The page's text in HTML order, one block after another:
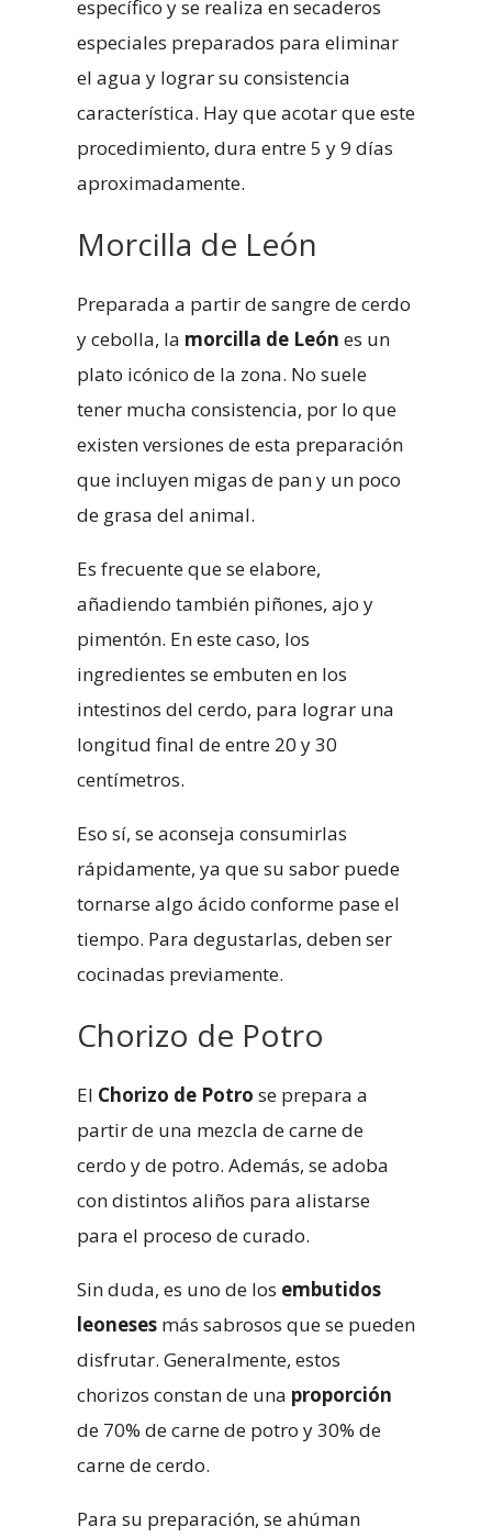
específico y se realiza en secaderos
especiales preparados para eliminar
el agua y lograr su consistencia
característica. Hay que acotar que este
procedimiento, dura entre 5 y 9 días
aproximadamente.
Morcilla de León
Preparada a partir de sangre de cerdo
y cebolla, la morcilla de León es un
plato icónico de la zona. No suele
tener mucha consistencia, por lo que
existen versiones de esta preparación
que incluyen migas de pan y un poco
de grasa del animal.
Es frecuente que seelabore,
añadiendo también piñones, ajo y
pimentón. En este caso, los
ingredientes se embuten en los
intestinos del cerdo, para lograr una
longitud final de entre 20 y 30
centímetros.
Eso sí, se aconseja consumirlas
rápidamente, ya que su sabor puede
tornarse algo ácido conforme pase el
tiempo. Para degustarlas, deben ser
cocinadas previamente.
Chorizo de Potro
El Chorizo de Potro se prepara a
partir de una mezcla de carne de
cerdo y de potro. Además, se adoba
con distintos aliños para alistarse
para el proceso de curado.
Sin duda, es uno de los embutidos
leonesesmás sabrosos que se pueden
disfrutar. Generalmente, estos
chorizos constan de una proporción
de 70% de carne de potro y 30% de
carne de cerdo.
Para su preparación, se ahúman